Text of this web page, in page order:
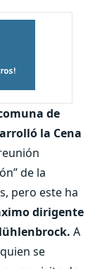
de
la Cena
de la
pero este ha
dirigente
A
se